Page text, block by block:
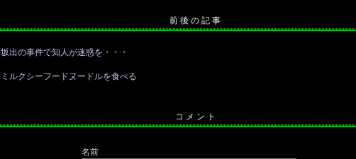
前 後 の 記 事
坂出の事件で知人が迷惑を・・・
ミルクシーフードヌードルを食べる
コ メ ン ト
名前